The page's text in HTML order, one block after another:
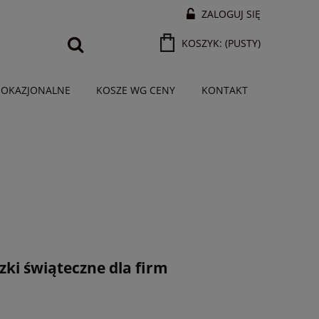
ZALOGUJ SIĘ
KOSZYK: (PUSTY)
KOSZE WG CENY
KONTAKT
świąteczne dla firm